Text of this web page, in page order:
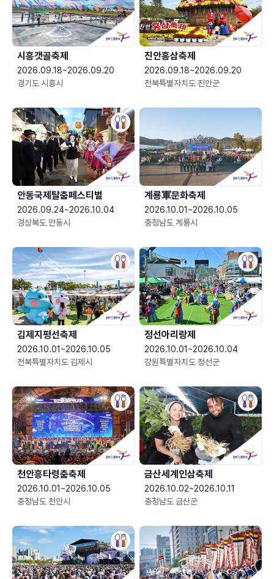
시흥갯골축제
2026.09.18~2026.09.20
경기도 시흥시
진안홍삼축제
2026.09.18~2026.09.20
전북특별자치도 진안군
안동국제탈춤페스티벌
2026.09.24~2026.10.04
경상북도 안동시
2026.10.01~2026.10.05
충청남도 계룡시
김제지평선축제
2026.10.01~2026.10.05
전북특별자치도 김제시
정선아리랑제
2026.10.01~2026.10.04
강원특별자치도 정선군
천안흥타령춤축제
2026.10.01~2026.10.05
충청남도 천안시
금산세계인삼축제
2026.10.02~2026.10.11
충청남도 금산군